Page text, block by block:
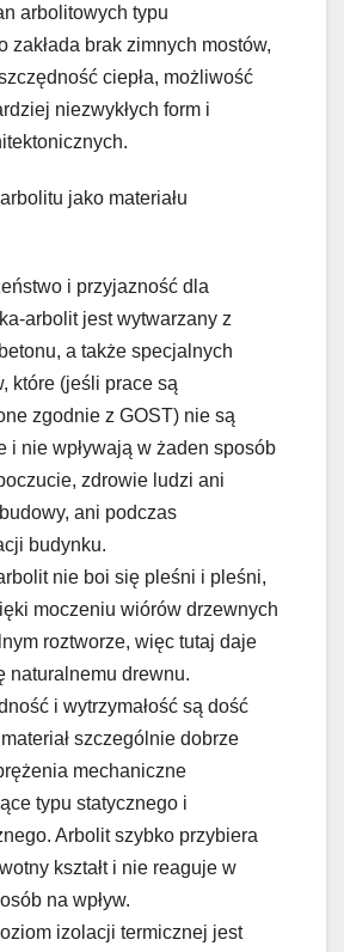
arbolitowych typu
zakłada brak zimnych mostów,
ciepła, możliwość
niezwykłych form i
jako materiału
i przyjazność dla
arbolit jest wytwarzany z
a także specjalnych
które (jeśli prace są
zgodnie z GOST) nie są
i nie wpływają w żaden sposób
zdrowie ludzi ani
ani podczas
budynku.
nie boi się pleśni i pleśni,
moczeniu wiórów drzewnych
roztworze, więc tutaj daje
naturalnemu drewnu.
i wytrzymałość są dość
szczególnie dobrze
mechaniczne
typu statycznego i
Arbolit szybko przybiera
kształt i nie reaguje w
na wpływ.
izolacji termicznej jest